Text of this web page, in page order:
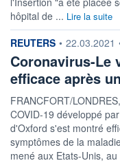
hôpital de ... Lire la suite
information fournie par
REUTERS • 22.03.2021
Coronavirus-Le
efficace après
FRANCFORT/
COVID-19 développé
d'Oxford s'est montré
symptômes de la
mené aux Etats-Unis, au